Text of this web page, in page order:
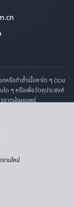
านใหม่
หรือทำซ้ำเนื้อหาใด ๆ (รวม
ใด ๆ หรือเพื่อวัตถุประสงค์
จากผู้เผยแพร่